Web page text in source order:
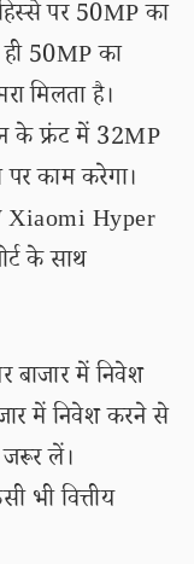
पर 50MP का
ही 50MP का
मिलता है।
के फ्रंट में 32MP
काम करेगा।
Xiaomi Hyper
के साथ
में निवेश
में निवेश करने से
लें।
भी वित्तीय